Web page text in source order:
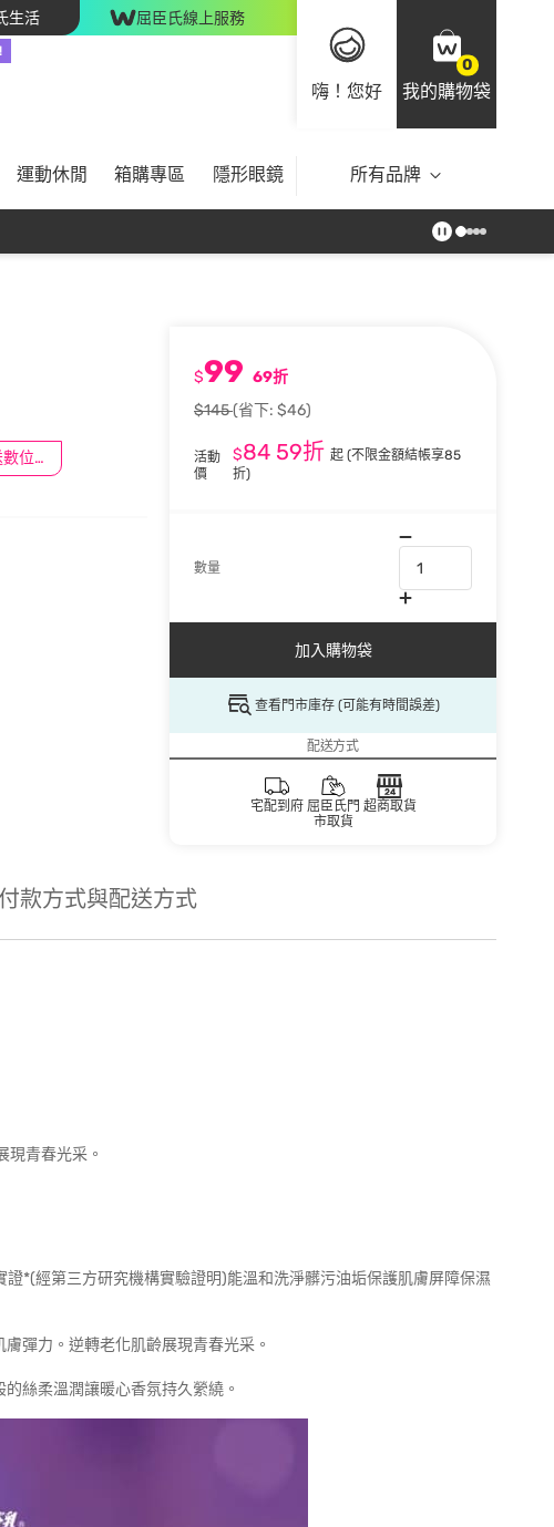
生活 屈臣氏線上服務
嗨！您好
0
我的購物袋
運動休閒 箱購專區 隱形眼鏡 所有品牌
滿$100送數位印花
$99 69折
$145(省下: $46)
活動
價
$84 59折起(不限金額結帳享85
折)
數量
加入購物袋
查看門市庫存 (可能有時間誤差)
配送方式
宅配到府 屈臣氏門
市取貨
超商取貨
付款方式與配送方式
現青春光采。
*(經第三方研究機構實驗證明)能溫和洗淨髒污油垢保護肌膚屏障保濕
彈力。逆轉老化肌齡展現青春光采。
絲柔溫潤讓暖心香氛持久縈繞。